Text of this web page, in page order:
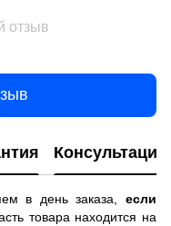
отзыв
Консультация
в день заказа, если
товара находится на